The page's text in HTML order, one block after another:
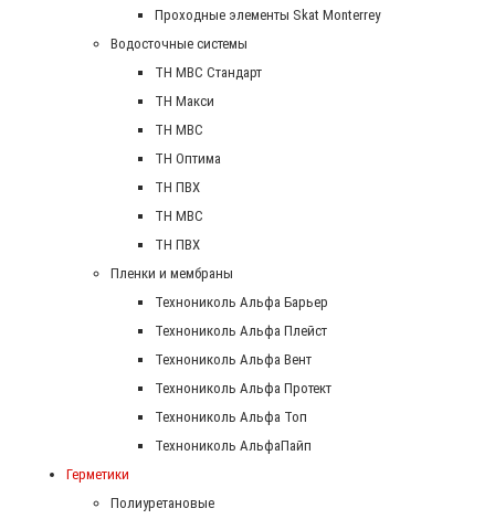
Проходные элементы Skat Monterrey
Водосточные системы
TH MBC Стандарт
TH Макси
TH МВС
TH Оптима
TH ПВХ
ТН МВС
ТН ПВХ
Пленки и мембраны
Технониколь Альфа Барьер
Технониколь Альфа Плейст
Технониколь Альфа Вент
Технониколь Альфа Протект
Технониколь Альфа Топ
Технониколь АльфаПайп
Герметики
Полиуретановые